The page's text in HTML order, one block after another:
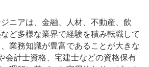
ニアは、金融、人材、不動産、飲
ど多様な業界で経験を積み転職して
業務知識が豊富であることが大きな
会計士資格、宅建士などの資格保有